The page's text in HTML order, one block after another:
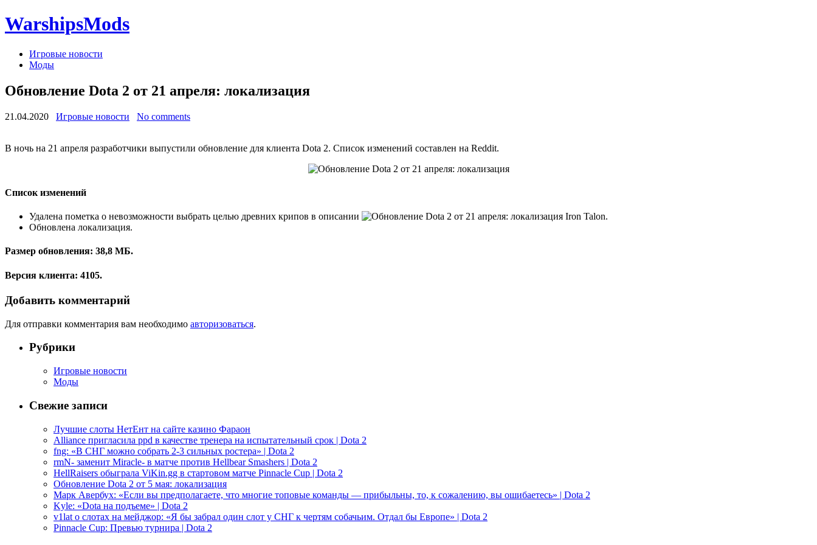
WarshipsMods
Игровые новости
Моды
Обновление Dota 2 от 21 апреля: локализация
21.04.2020 Игровые новости No comments
В ночь на 21 апреля разработчики выпустили обновление для клиента Dota 2. Список изменений составлен на Reddit.
Список изменений
Удалена пометка о невозможности выбрать целью древних крипов в описании
Iron Talon.
Обновлена локализация.
Размер обновления: 38,8 МБ.
Версия клиента: 4105.
Добавить комментарий
Для отправки комментария вам необходимо авторизоваться.
Рубрики
Игровые новости
Моды
Свежие записи
Лучшие слоты НетЕнт на сайте казино Фараон
Alliance пригласила ppd в качестве тренера на испытательный срок | Dota 2
fng: «В СНГ можно собрать 2-3 сильных ростера» | Dota 2
rmN- заменит Miracle- в матче против Hellbear Smashers | Dota 2
HellRaisers обыграла ViKin.gg в стартовом матче Pinnacle Cup | Dota 2
Обновление Dota 2 от 5 мая: локализация
Марк Авербух: «Если вы предполагаете, что многие топовые команды — прибыльны, то, к сожалению, вы ошибаетесь» | Dota 2
Kyle: «Dota на подъеме» | Dota 2
v1lat о слотах на мейджор: «Я бы забрал один слот у СНГ к чертям собачьим. Отдал бы Европе» | Dota 2
Pinnacle Cup: Превью турнира | Dota 2